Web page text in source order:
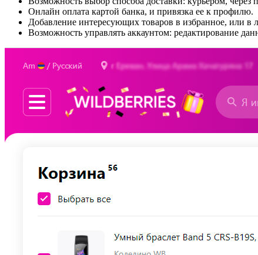
Онлайн оплата картой банка, и привязка ее к профилю.
Добавление интересующих товаров в избранное, или в
Возможность управлять аккаунтом: редактирование